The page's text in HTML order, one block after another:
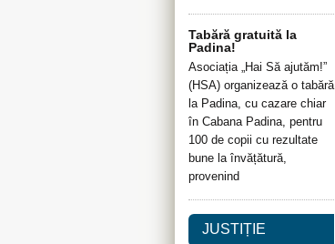
Tabără gratuită la
Padina!
Asociația „Hai Să ajutăm!”
(HSA) organizează o tabără
la Padina, cu cazare chiar
în Cabana Padina, pentru
100 de copii cu rezultate
bune la învățătură,
provenind
JUSTIȚIE